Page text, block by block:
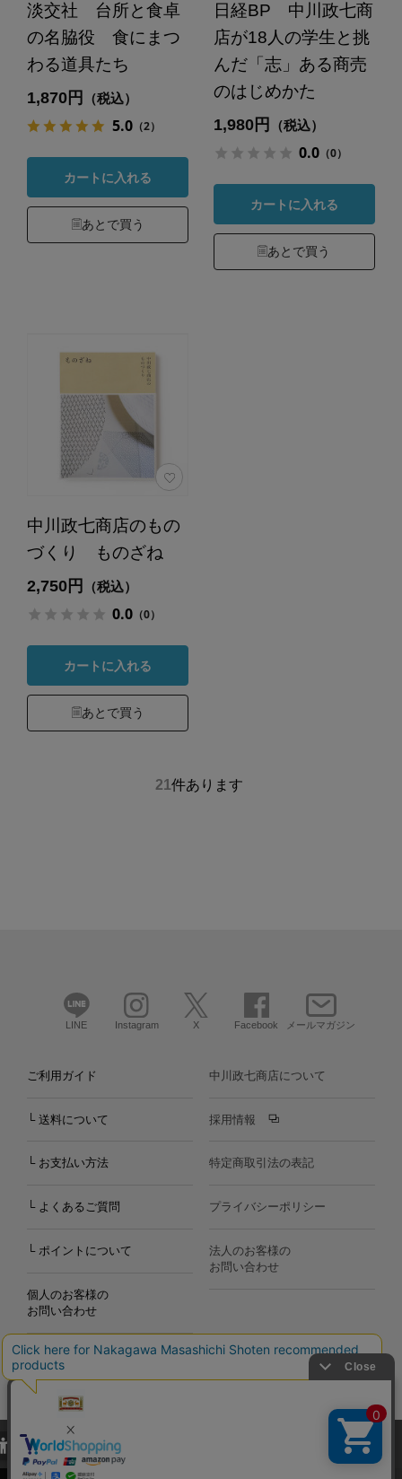
淡交社 台所と食卓
の名脇役 食にまつ
わる道具たち
1,870円 （税込）
5.0（2）
カートに入れる
あとで買う
日経BP 中川政七商
店が18人の学生と挑
んだ「志」ある商売
のはじめかた
1,980円 （税込）
0.0（0）
カートに入れる
あとで買う
中川政七商店のもの
づくり ものざね
2,750円 （税込）
0.0（0）
カートに入れる
あとで買う
21件あります
LINE Instagram X Facebook メールマガジン
ご利用ガイド
└ 送料について
└ お支払い方法
└ よくあるご質問
└ ポイントについて
個人のお客様の
お問い合わせ
中川政七商店について
採用情報
特定商取引法の表記
プライバシーポリシー
法人のお客様の
お問い合わせ
Copyright©2000-2026
Nakagawa Masashichi Shoten All Rights Reserved.
当サイトでは、当サイト内における閲覧履歴・属性情報などの取得およ
び利便性向上のためにクッキー（Cookie）を使用いたします。詳細に
関しては「プライバシーポリシー